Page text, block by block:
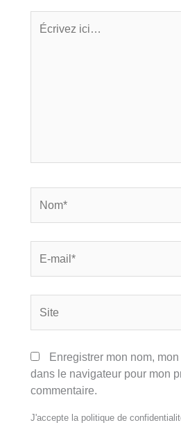
ici…
mail*
Enregistrer mon nom,
dans le navigateur pour mon
commentaire.
J'accepte la politique de